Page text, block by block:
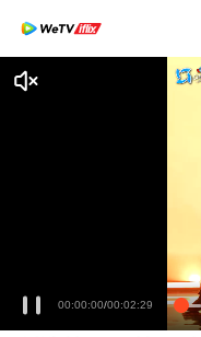
00:00:00/00:02:29